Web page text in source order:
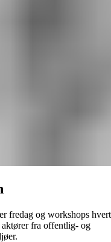
fredag og workshops hvert
aktører fra offentlig- og